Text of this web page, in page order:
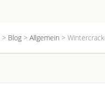
> Blog > Allgemein >